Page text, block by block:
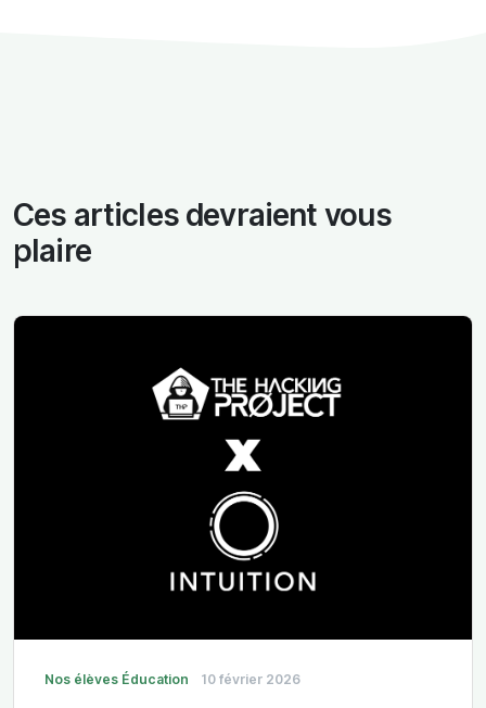
Ces articles devraient vous
plaire
Nos élèves Éducation 10 février 2026